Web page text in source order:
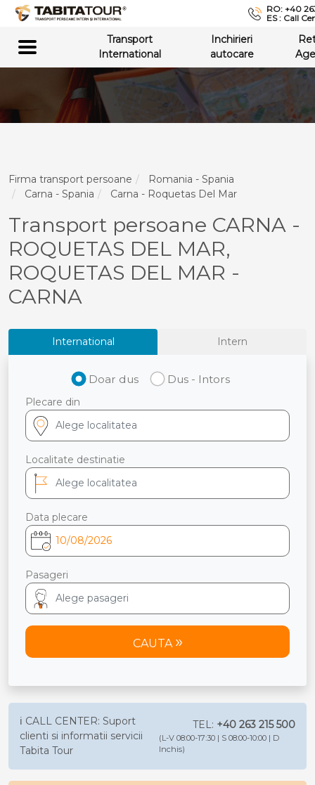
RO: +40
ES : Call
Transport
International
Inchirieri
autocare
Firma transport persoane
Romania - Spania
Carna - Spania
Carna - Roquetas Del Mar
Transport persoane CARNA -
ROQUETAS DEL MAR,
ROQUETAS DEL MAR -
CARNA
International Intern
Doar dus Dus - Intors
Plecare din
Localitate destinatie
Data plecare
Pasageri
CAUTA
ℹ️ CALL CENTER: Suport
clienti si informatii servicii
Tabita Tour
TEL: +40 263 215 500
(L-V 08:00-17:30 | S 08:00-10:00 | D
Inchis)